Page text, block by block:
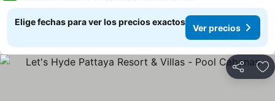
Elige fechas para ver los precios exactos
Ver precios
Compartir